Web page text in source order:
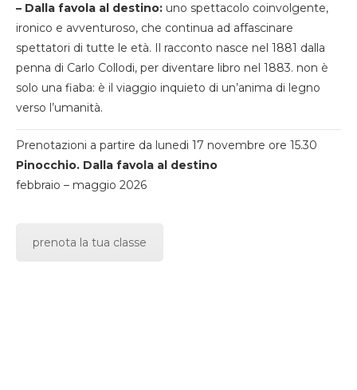
– Dalla favola al destino: uno spettacolo coinvolgente,
ironico e avventuroso, che continua ad affascinare
spettatori di tutte le età. Il racconto nasce nel 1881 dalla
penna di Carlo Collodi, per diventare libro nel 1883. non è
solo una fiaba: è il viaggio inquieto di un’anima di legno
verso l’umanità.
Prenotazioni a partire da lunedi 17 novembre ore 15.30
Pinocchio. Dalla favola al destino
febbraio – maggio 2026
prenota la tua classe